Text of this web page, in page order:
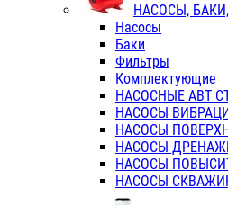
НАСОСЫ,
Насосы
Баки
Фильтры
Комплектующие
НАСОСНЫЕ АВТ
НАСОСЫ
НАСОСЫ
НАСОСЫ
НАСОСЫ
НАСОСЫ